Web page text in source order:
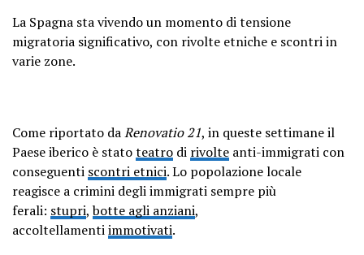
La Spagna sta vivendo un momento di tensione
migratoria significativo, con rivolte etniche e scontri in
varie zone.
Come riportato daRenovatio 21, in queste settimane il
Paese iberico è statoteatro di rivolte anti-immigrati con
conseguenti scontri etnici. Lo popolazione locale
reagisce a crimini degli immigrati sempre più
ferali: stupri,botte agli anziani,
accoltellamentiimmotivati.